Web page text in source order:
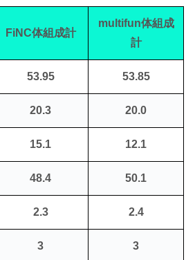
FiNC体組成計
multifun体組成
計
53.95 53.85
20.3 20.0
15.1 12.1
48.4 50.1
2.3 2.4
3 3